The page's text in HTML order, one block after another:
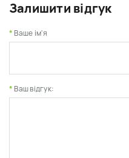
Залишити відгук
Ваше ім'я
Ваш відгук: